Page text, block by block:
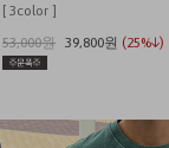
[ 3color ]
53,000원 39,800원 (25%↓)